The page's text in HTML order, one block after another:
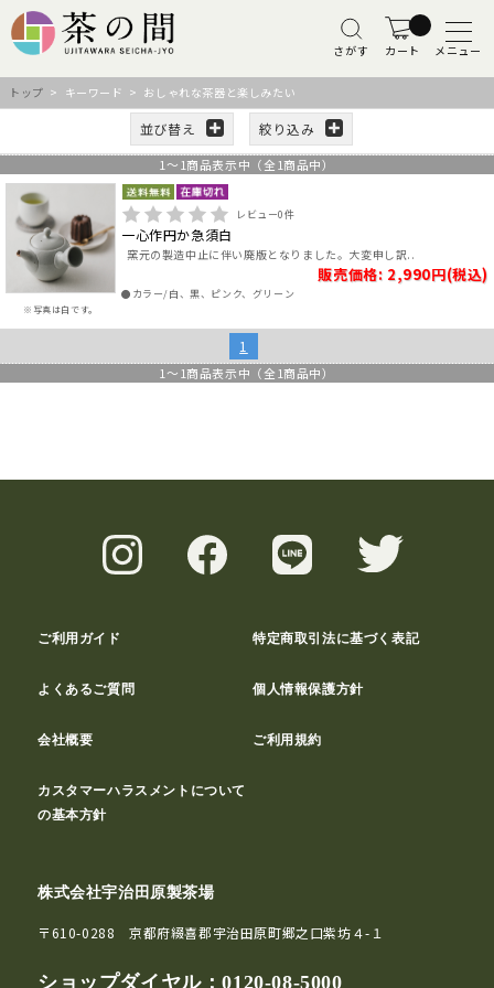
さがす カート メニュー
トップ > キーワード > おしゃれな茶器と楽しみたい
並び替え 絞り込み
1 ～ 1商品表示中（全 1商品中）
※写真は白です。
レビュー0件
一心作円か急須白
窯元の製造中止に伴い廃版となりました。大変申し訳..
販売価格: 2,990円(税込)
●カラー/白、黒、ピンク、グリーン
1
1 ～ 1商品表示中（全 1商品中）
ご利用ガイド 特定商取引法に基づく表記
よくあるご質問 個人情報保護方針
会社概要 ご利用規約
カスタマーハラスメントについて
の基本方針
株式会社宇治田原製茶場
〒610-0288 京都府綴喜郡宇治田原町郷之口紫坊４-１
ショップダイヤル：0120-08-5000